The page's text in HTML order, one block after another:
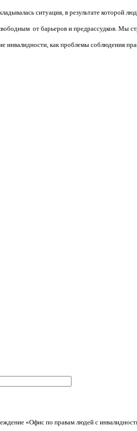
ситуация, в результате которой
от барьеров и предрассудков. Мы
как проблемы соблюдения
«Офис по правам людей с